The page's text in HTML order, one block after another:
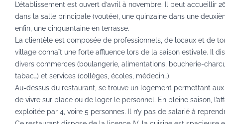
L’établissement est ouvert d’avril à novembre. Il peut accueillir
dans la salle principale (voutée), une quinzaine dans une
enfin, une cinquantaine en terrasse.
La clientèle est composée de professionnels, de locaux et de
village connaît une forte affluence lors de la saison estivale. Il
divers commerces (boulangerie, alimentations, boucherie-
tabac…) et services (collèges, écoles, médecin…).
Au-dessus du restaurant, se trouve un logement permettant
de vivre sur place ou de loger le personnel. En pleine saison,
exploitée par 4, voire 5 personnes. Il n’y pas de salarié à